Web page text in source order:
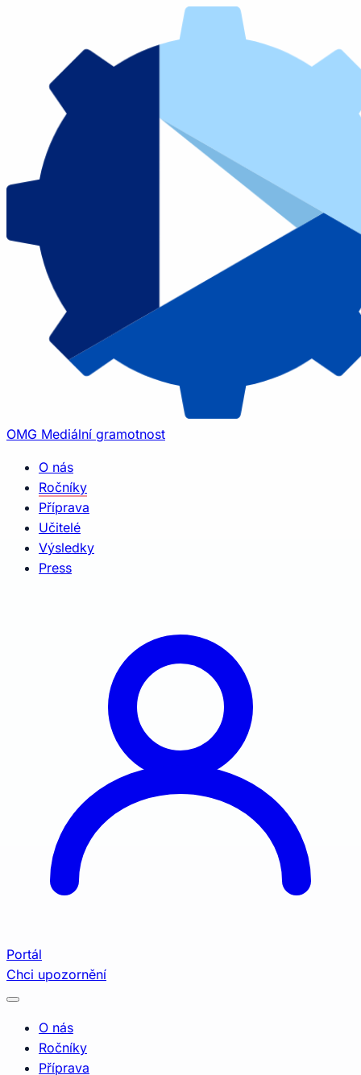
OMG Mediální gramotnost
O nás
Ročníky
Příprava
Učitelé
Výsledky
Press
Portál
Chci upozornění
O nás
Ročníky
Příprava